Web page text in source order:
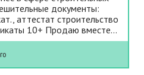
документы:
аттестат строительство
10+ Продаю вместе...